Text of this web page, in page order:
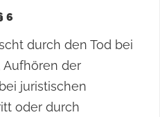
6
durch den Tod bei
Aufhören der
juristischen
oder durch